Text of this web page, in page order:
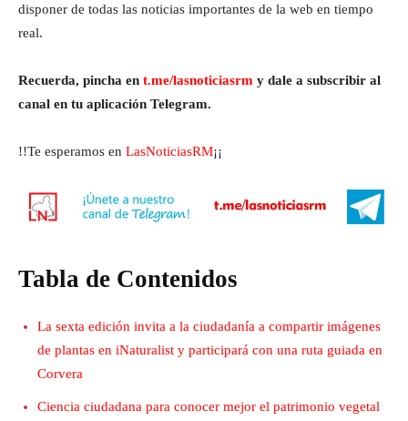
disponer de todas las noticias importantes de la web en tiempo
real.
Recuerda, pincha en t.me/lasnoticiasrm y dale a subscribir al
canal en tu aplicación Telegram.
!!Te esperamos en LasNoticiasRM¡¡
Tabla de Contenidos
La sexta edición invita a la ciudadanía a compartir imágenes
de plantas en iNaturalist y participará con una ruta guiada en
Corvera
Ciencia ciudadana para conocer mejor el patrimonio vegetal